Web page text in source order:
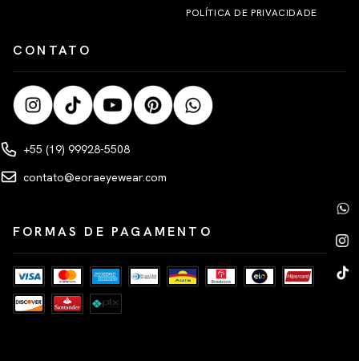
POLÍTICA DE PRIVACIDADE
CONTATO
+55 (19) 99928-5508
contato@eoraeyewear.com
FORMAS DE PAGAMENTO